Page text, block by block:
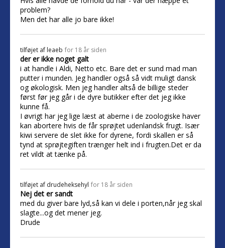
problem?
Men det har alle jo bare ikke!
tilføjet af leaeb for 18 år siden
der er ikke noget galt
i at handle i Aldi, Netto etc. Bare det er sund mad man
putter i munden. Jeg handler også så vidt muligt dansk
og økologisk. Men jeg handler altså de billige steder
først før jeg går i de dyre butikker efter det jeg ikke
kunne få.
I øvrigt har jeg lige læst at aberne i de zoologiske haver
kan abortere hvis de får sprøjtet udenlandsk frugt. Især
kiwi servere de slet ikke for dyrene, fordi skallen er så
tynd at sprøjtegiften trænger helt ind i frugten.Det er da
ret vildt at tænke på.
tilføjet af drudeheksehyl for 18 år siden
Nej det er sandt
med du giver bare lyd,så kan vi dele i porten,når jeg skal
slagte...og det mener jeg.
Drude